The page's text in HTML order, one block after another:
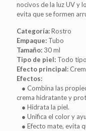
nocivos de la luz UV y
evita que se formen
Categoría:Rostro
Empaque: Tubo
Tamaño: 30 ml
Tipo de piel: Todo
Efecto principal:
Efectos:
● Combina las
crema hidratante y
● Hidrata la piel.
● Unifica el color y
● Efecto mate, evita